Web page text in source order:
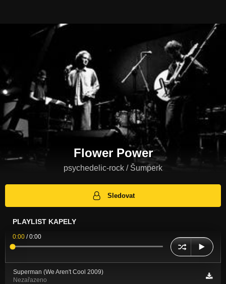
Flower Power
psychedelic-rock / Šumperk
Sledovat
PLAYLIST KAPELY
0:00 /0:00
Superman (We Aren't Cool 2009)
Nezařazeno